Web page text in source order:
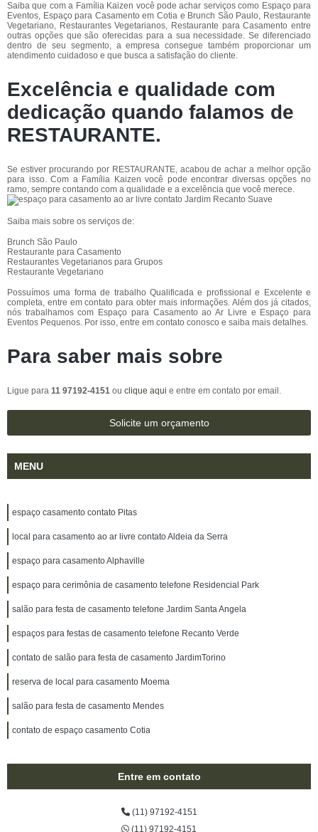
Saiba que com a Família Kaizen você pode achar serviços como Espaço para
Eventos, Espaço para Casamento em Cotia e Brunch São Paulo, Restaurante
Vegetariano, Restaurantes Vegetarianos, Restaurante para Casamento entre
outras opções que são oferecidas para a sua necessidade. Se diferenciado
dentro de seu segmento, a empresa consegue também proporcionar um
atendimento cuidadoso e que busca a satisfação do cliente.
Excelência e qualidade com
dedicação quando falamos de
RESTAURANTE.
Se estiver procurando por RESTAURANTE, acabou de achar a melhor opção
para isso. Com a Família Kaizen você pode encontrar diversas opções no
ramo, sempre contando com a qualidade e a excelência que você merece.
Saiba mais sobre os serviços de:
Brunch São Paulo
Restaurante para Casamento
Restaurantes Vegetarianos para Grupos
Restaurante Vegetariano
Possuímos uma forma de trabalho Qualificada e profissional e Excelente e
completa, entre em contato para obter mais informações. Além dos já citados,
nós trabalhamos com Espaço para Casamento ao Ar Livre e Espaço para
Eventos Pequenos. Por isso, entre em contato conosco e saiba mais detalhes.
Para saber mais sobre
Ligue para 11 97192-4151 ou clique aqui e entre em contato por email.
Solicite um orçamento
MENU
espaço casamento contato Pitas
local para casamento ao ar livre contato Aldeia da Serra
espaço para casamento Alphaville
espaço para cerimônia de casamento telefone Residencial Park
salão para festa de casamento telefone Jardim Santa Angela
espaços para festas de casamento telefone Recanto Verde
contato de salão para festa de casamento JardimTorino
reserva de local para casamento Moema
salão para festa de casamento Mendes
contato de espaço casamento Cotia
Entre em contato
(11) 97192-4151
(11) 97192-4151